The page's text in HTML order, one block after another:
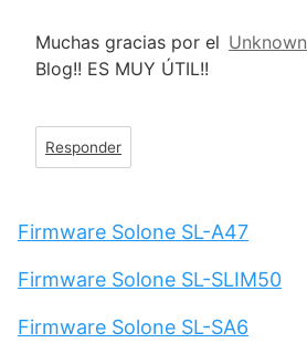
Unknown
Muchas gracias por el
Blog!! ES MUY ÚTIL!!
Responder
Firmware Solone SL-A47
Firmware Solone SL-SLIM50
Firmware Solone SL-SA6